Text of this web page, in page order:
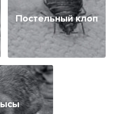
Постельный клоп